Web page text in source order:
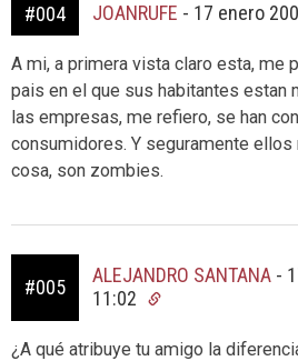
#004 JOANRUFE - 17 enero
A mi, a primera vista claro esta, me
pais en el que sus habitantes estan
las empresas, me refiero, se han
consumidores. Y seguramente ellos
cosa, son zombies.
#005
ALEJANDRO SANTANA -
11:02
¿A qué atribuye tu amigo la